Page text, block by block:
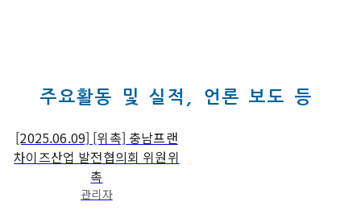
주요활동 및 실적, 언론 보도 등
[2025.06.09] [위촉] 충남프랜
차이즈산업 발전협의회 위원위
촉
관리자